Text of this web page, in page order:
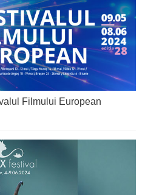
Filmului European